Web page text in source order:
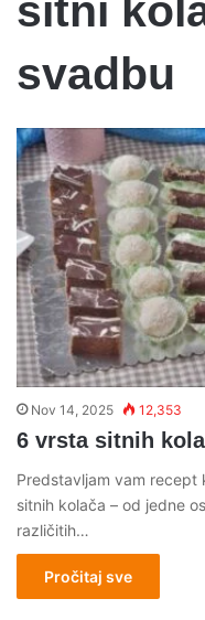
sitni
svadbu
Nov 14, 2025 12,353
6 vrsta sitnih
Predstavljam vam recept
sitnih kolača – od jedne
različitih…
Pročitaj sve